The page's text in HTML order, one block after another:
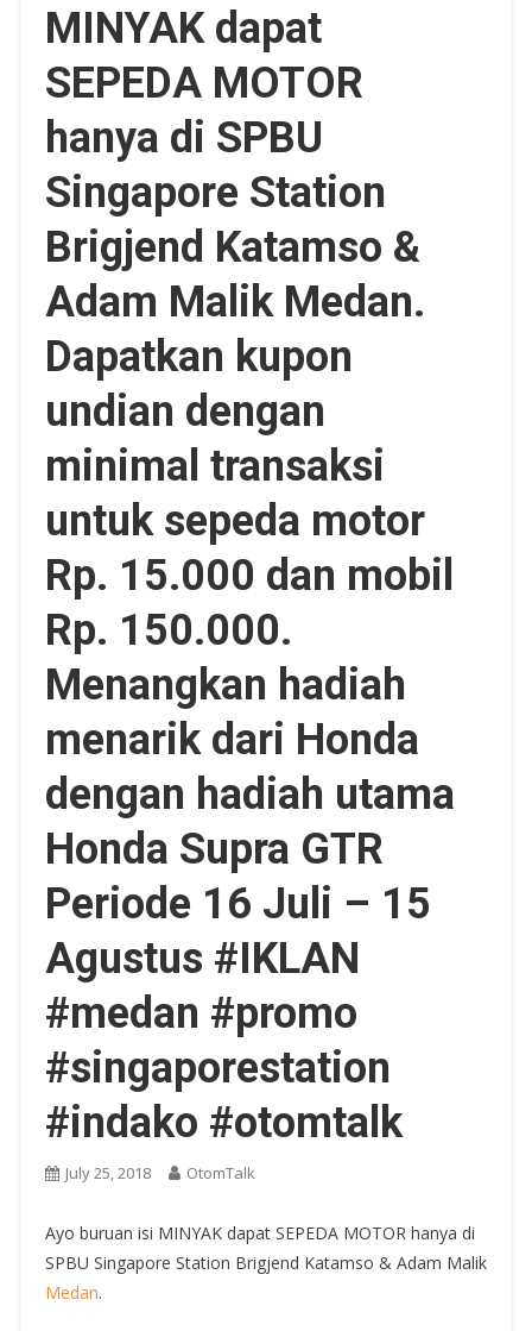
MINYAK dapat
SEPEDA MOTOR
hanya di SPBU
Singapore Station
Brigjend Katamso &
Adam Malik Medan.
Dapatkan kupon
undian dengan
minimal transaksi
untuk sepeda motor
Rp. 15.000 dan mobil
Rp. 150.000.
Menangkan hadiah
menarik dari Honda
dengan hadiah utama
Honda Supra GTR
Periode 16 Juli – 15
Agustus #IKLAN
#medan #promo
#singaporestation
#indako #otomtalk
July 25, 2018 OtomTalk
Ayo buruan isi MINYAK dapat SEPEDA MOTOR hanya di
SPBU Singapore Station Brigjend Katamso & Adam Malik
Medan.